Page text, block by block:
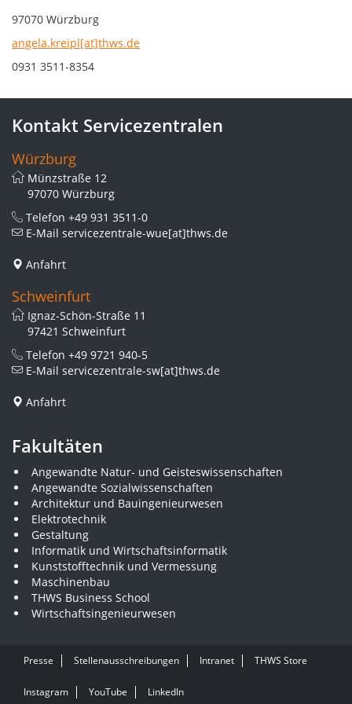
97070 Würzburg
angela.kreipl[at]thws.de
0931 3511-8354
Kontakt Servicezentralen
Würzburg
Münzstraße 12
97070 Würzburg
Telefon +49 931 3511-0
E-Mail servicezentrale-wue[at]thws.de
Anfahrt
Schweinfurt
Ignaz-Schön-Straße 11
97421 Schweinfurt
Telefon +49 9721 940-5
E-Mail servicezentrale-sw[at]thws.de
Anfahrt
Fakultäten
Angewandte Natur- und Geisteswissenschaften
Angewandte Sozialwissenschaften
Architektur und Bauingenieurwesen
Elektrotechnik
Gestaltung
Informatik und Wirtschaftsinformatik
Kunststofftechnik und Vermessung
Maschinenbau
THWS Business School
Wirtschaftsingenieurwesen
Presse Stellenausschreibungen Intranet THWS Store
Instagram YouTube LinkedIn